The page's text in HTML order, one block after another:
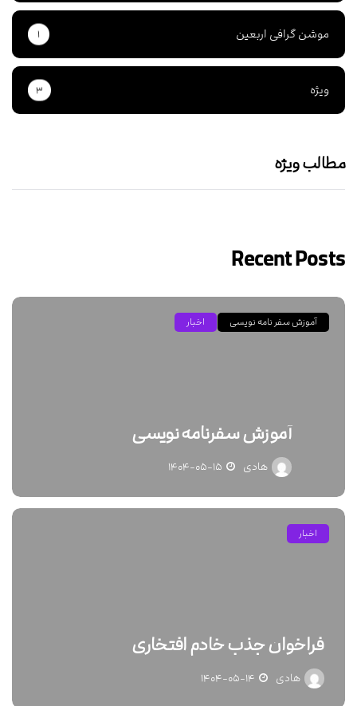
موشن گرافی اربعین ۱
ویژه ۳
مطالب ویژه
Recent Posts
آموزش سفر نامه نویسی اخبار
آموزش سفرنامه نویسی
هادی ۱۴۰۴-۰۵-۱۵
اخبار
فراخوان جذب خادم افتخاری
هادی ۱۴۰۴-۰۵-۱۴